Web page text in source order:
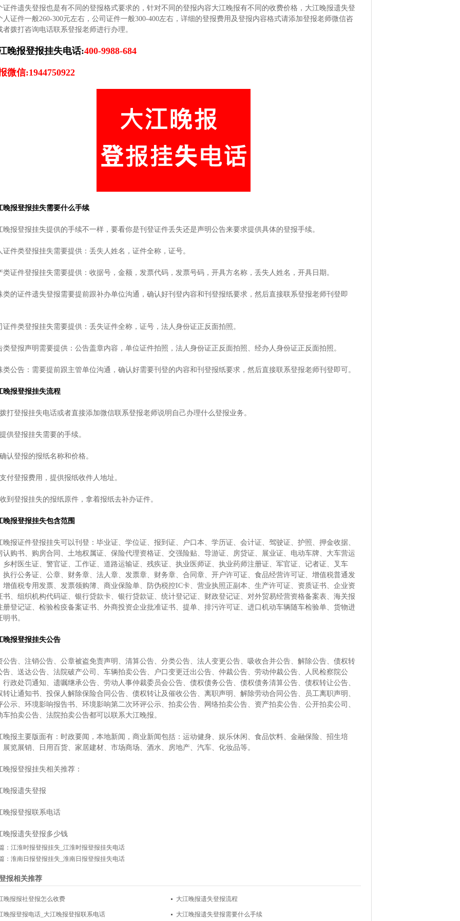
证件遗失登报也是有不同的登报格式要求的，针对不同的登报内容大江晚报有不同的收费价格，大江晚报遗失登
人证件一般260-300元左右，公司证件一般300-400左右，详细的登报费用及登报内容格式请添加登报老师微信咨
者拨打咨询电话联系登报老师进行办理。
晚报登报挂失电话:400-9988-684
微信:1944750922
晚报登报挂失需要什么手续
晚报登报挂失提供的手续不一样，要看你是刊登证件丢失还是声明公告来要求提供具体的登报手续。
证件类登报挂失需要提供：丢失人姓名，证件全称，证号。
类证件登报挂失需要提供：收据号，金额，发票代码，发票号码，开具方名称，丢失人姓名，开具日期。
类的证件遗失登报需要提前跟补办单位沟通，确认好刊登内容和刊登报纸要求，然后直接联系登报老师刊登即
证件类登报挂失需要提供：丢失证件全称，证号，法人身份证正反面拍照。
类登报声明需要提供：公告盖章内容，单位证件拍照，法人身份证正反面拍照、经办人身份证正反面拍照。
类公告：需要提前跟主管单位沟通，确认好需要刊登的内容和刊登报纸要求，然后直接联系登报老师刊登即可。
晚报登报挂失流程
打登报挂失电话或者直接添加微信联系登报老师说明自己办理什么登报业务。
供登报挂失需要的手续。
认登报的报纸名称和价格。
付登报费用，提供报纸收件人地址。
到登报挂失的报纸原件，拿着报纸去补办证件。
晚报登报挂失包含范围
晚报证件登报挂失可以刊登：毕业证、学位证、报到证、户口本、学历证、会计证、驾驶证、护照、押金收据、
认购书、购房合同、土地权属证、保险代理资格证、交强险贴、导游证、房贷证、展业证、电动车牌、大车营运
乡村医生证、警官证、工作证、道路运输证、残疾证、执业医师证、执业药师注册证、军官证、记者证、叉车
执行公务证、公章、财务章、法人章、发票章、财务章、合同章、开户许可证、食品经营许可证、增值税普通发
增值税专用发票、发票领购簿、商业保险单、防伪税控IC卡、营业执照正副本、生产许可证、资质证书、企业资
书、组织机构代码证、银行贷款卡、银行贷款证、统计登记证、财政登记证、对外贸易经营资格备案表、海关报
册登记证、检验检疫备案证书、外商投资企业批准证书、提单、排污许可证、进口机动车辆随车检验单、货物进
明书。
晚报登报挂失公告
公告、注销公告、公章被盗免责声明、清算公告、分类公告、法人变更公告、吸收合并公告、解除公告、债权转
告、送达公告、法院破产公司、车辆拍卖公告、户口变更迁出公告、仲裁公告、劳动仲裁公告、人民检察院公
行政处罚通知、遗嘱继承公告、劳动人事仲裁委员会公告、债权债务公告、债权债务清算公告、债权转让公告、
转让通知书、投保人解除保险合同公告、债权转让及催收公告、离职声明、解除劳动合同公告、员工离职声明、
公示、环境影响报告书、环境影响第二次环评公示、拍卖公告、网络拍卖公告、资产拍卖公告、公开拍卖公司、
车拍卖公告、法院拍卖公告都可以联系大江晚报。
晚报主要版面有：时政要闻，本地新闻，商业新闻包括：运动健身、娱乐休闲、食品饮料、金融保险、招生培
展览展销、日用百货、家居建材、市场商场、酒水、房地产、汽车、化妆品等。
晚报登报挂失相关推荐：
晚报遗失登报
晚报登报联系电话
晚报遗失登报多少钱
： 江淮时报登报挂失_江淮时报登报挂失电话
： 淮南日报登报挂失_淮南日报登报挂失电话
报相关推荐
晚报报社登报怎么收费 大江晚报遗失登报流程
晚报登报电话_大江晚报登报联系电话 大江晚报遗失登报需要什么手续